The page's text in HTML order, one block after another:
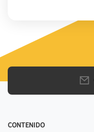
CONTENIDO